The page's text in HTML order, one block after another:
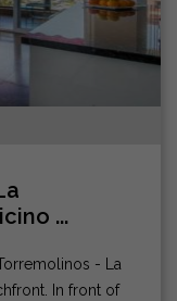
...
- La
In front of